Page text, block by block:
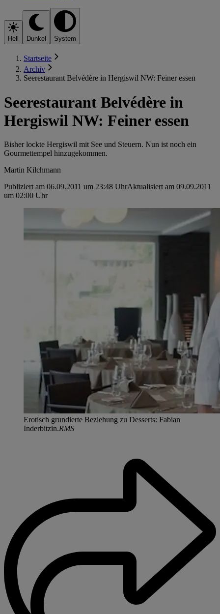
Hell Dunkel System
Startseite
Archiv
Seerestaurant Belvédère in Hergiswil NW: Feiner essen
Seerestaurant Belvédère in
Hergiswil NW: Feiner essen
Bisher lockte Hergiswil mit See und Steuern. Nun ist noch ein
Gourmettempel hinzugekommen.
Martin Kilchmann
Publiziert am 06.09.2011 um 23:48 UhrAktualisiert am 09.09.2011
um 02:00 Uhr
Erotisch grundierte Beziehung zu Desserts: Fabian
Inderbitzin.RMS